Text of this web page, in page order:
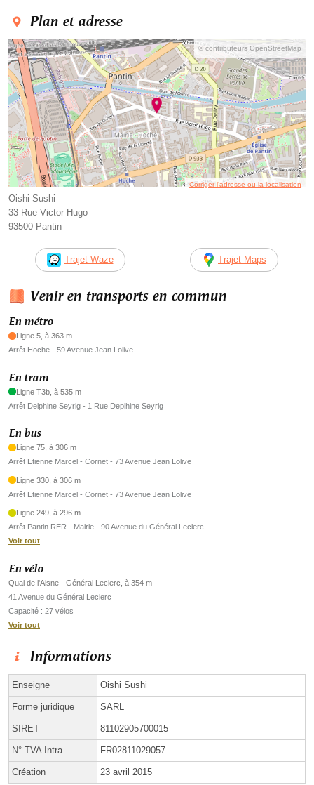
Plan et adresse
© contributeurs OpenStreetMap
Corriger l’adresse ou la localisation
Oishi Sushi
33 Rue Victor Hugo
93500 Pantin
Trajet Waze Trajet Maps
Venir en transports en commun
En métro
Ligne 5, à 363 m
Arrêt Hoche - 59 Avenue Jean Lolive
En tram
Ligne T3b, à 535 m
Arrêt Delphine Seyrig - 1 Rue Deplhine Seyrig
En bus
Ligne 75, à 306 m
Arrêt Etienne Marcel - Cornet - 73 Avenue Jean Lolive
Ligne 330, à 306 m
Arrêt Etienne Marcel - Cornet - 73 Avenue Jean Lolive
Ligne 249, à 296 m
Arrêt Pantin RER - Mairie - 90 Avenue du Général Leclerc
Voir tout
En vélo
Quai de l'Aisne - Général Leclerc, à 354 m
41 Avenue du Général Leclerc
Capacité : 27 vélos
Voir tout
Informations
Enseigne Oishi Sushi
Forme juridique SARL
SIRET 81102905700015
N° TVA Intra. FR02811029057
Création 23 avril 2015